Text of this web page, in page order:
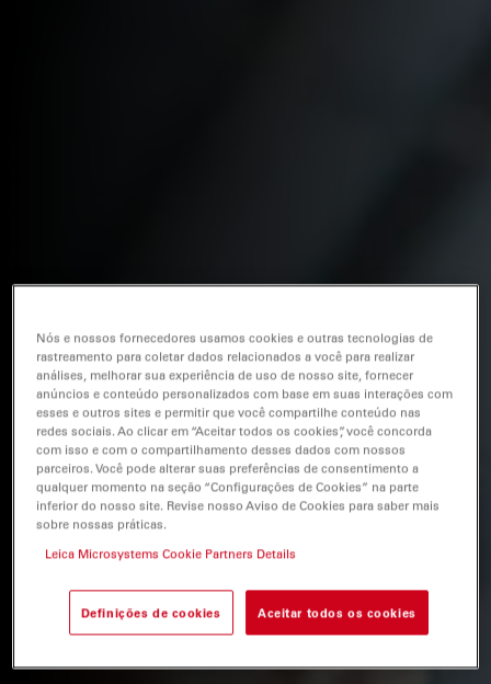
Nós e nossos fornecedores usamos cookies e outras tecnologias de
rastreamento para coletar dados relacionados a você para realizar
análises, melhorar sua experiência de uso de nosso site, fornecer
anúncios e conteúdo personalizados com base em suas interações com
esses e outros sites e permitir que você compartilhe conteúdo nas
redes sociais. Ao clicar em “Aceitar todos os cookies”, você concorda
com isso e com o compartilhamento desses dados com nossos
parceiros. Você pode alterar suas preferências de consentimento a
qualquer momento na seção “Configurações de Cookies” na parte
inferior do nosso site. Revise nosso Aviso de Cookies para saber mais
sobre nossas práticas.
Leica Microsystems Cookie Partners Details
Definições de cookies Aceitar todos os cookies